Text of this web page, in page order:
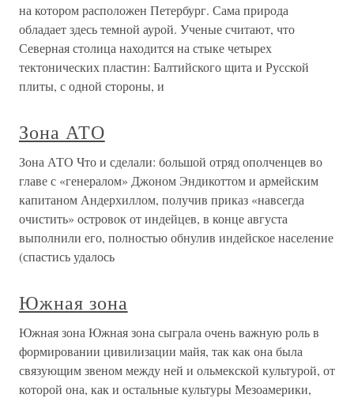
на котором расположен Петербург. Сама природа
обладает здесь темной аурой. Ученые считают, что
Северная столица находится на стыке четырех
тектонических пластин: Балтийского щита и Русской
плиты, с одной стороны, и
Зона АТО
Зона АТО Что и сделали: большой отряд ополченцев во
главе с «генералом» Джоном Эндикоттом и армейским
капитаном Андерхиллом, получив приказ «навсегда
очистить» островок от индейцев, в конце августа
выполнили его, полностью обнулив индейское население
(спастись удалось
Южная зона
Южная зона Южная зона сыграла очень важную роль в
формировании цивилизации майя, так как она была
связующим звеном между ней и ольмекской культурой, от
которой она, как и остальные культуры Мезоамерики,